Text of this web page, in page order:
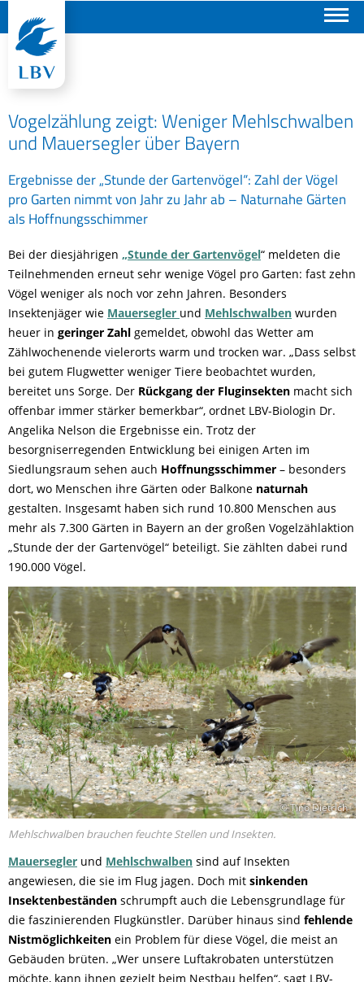
Vogelzählung zeigt: Weniger Mehlschwalben
und Mauersegler über Bayern
Ergebnisse der „Stunde der Gartenvögel“: Zahl der Vögel
pro Garten nimmt von Jahr zu Jahr ab – Naturnahe Gärten
als Hoffnungsschimmer
Bei der diesjährigen „Stunde der Gartenvögel“ meldeten die
Teilnehmenden erneut sehr wenige Vögel pro Garten: fast zehn
Vögel weniger als noch vor zehn Jahren. Besonders
Insektenjäger wie Mauersegler und Mehlschwalben wurden
heuer in geringer Zahl gemeldet, obwohl das Wetter am
Zählwochenende vielerorts warm und trocken war. „Dass selbst
bei gutem Flugwetter weniger Tiere beobachtet wurden,
bereitet uns Sorge. Der Rückgang der Fluginsekten macht sich
offenbar immer stärker bemerkbar“, ordnet LBV-Biologin Dr.
Angelika Nelson die Ergebnisse ein. Trotz der
besorgniserregenden Entwicklung bei einigen Arten im
Siedlungsraum sehen auch Hoffnungsschimmer – besonders
dort, wo Menschen ihre Gärten oder Balkone naturnah
gestalten. Insgesamt haben sich rund 10.800 Menschen aus
mehr als 7.300 Gärten in Bayern an der großen Vogelzählaktion
„Stunde der der Gartenvögel“ beteiligt. Sie zählten dabei rund
190.000 Vögel.
© Tino Dietrich
Mehlschwalben brauchen feuchte Stellen und Insekten.
Mauersegler und Mehlschwalben sind auf Insekten
angewiesen, die sie im Flug jagen. Doch mit sinkenden
Insektenbeständen schrumpft auch die Lebensgrundlage für
die faszinierenden Flugkünstler. Darüber hinaus sind fehlende
Nistmöglichkeiten ein Problem für diese Vögel, die meist an
Gebäuden brüten. „Wer unsere Luftakrobaten unterstützen
möchte, kann ihnen gezielt beim Nestbau helfen“, sagt LBV-